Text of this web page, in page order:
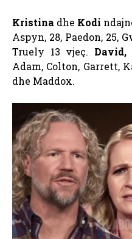
Kristina dhe Kodi
Aspyn, 28, Paedon, 25,
Truely 13 vjeç. David,
Adam, Colton, Garrett,
dhe Maddox.